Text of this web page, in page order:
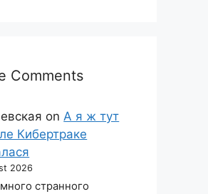
Comments
onА я ж тут
Кибертраке
2026
странного